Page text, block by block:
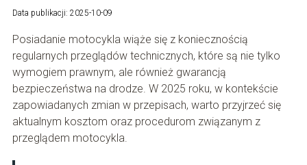
Data publikacji: 2025-10-09
Posiadanie motocykla wiąże się z koniecznością
regularnych przeglądów technicznych, które są nie tylko
wymogiem prawnym, ale również gwarancją
bezpieczeństwa na drodze. W 2025 roku, w kontekście
zapowiadanych zmian w przepisach, warto przyjrzeć się
aktualnym kosztom oraz procedurom związanym z
przeglądem motocykla.